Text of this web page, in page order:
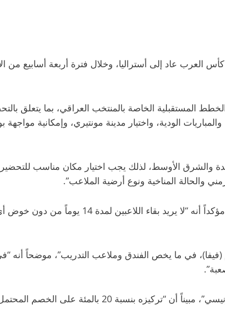
العرب عاد إلى أستراليا، وخلال فترة أربعة أسابيع من
المستقبلية الخاصة بالمنتخب العراقي، بما يتعلق
الودية، واختيار مدينة مونتيري، وإمكانية مواجهة
والشرق الأوسط، لذلك يجب اختيار مكان مناسب للتحضير
والحالة المناخية ونوع أرضية الملاعب”.
وبيّن أن “المنتخب سيخوض مباراة ودية واحدة فقط قبل مواجهة الملحق
(فيفا)، في ما يخص الفندق وملاعب التدريب”، موضحاً أنه